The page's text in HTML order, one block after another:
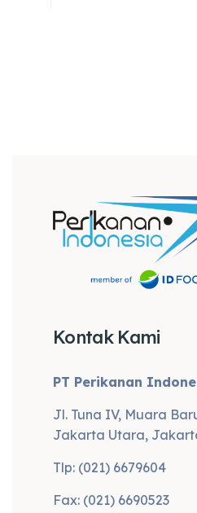
Kontak Kami
PT Perikanan
Jl. Tuna IV, Muara
Jakarta Utara,
Tlp: (021) 6679604
Fax: (021) 6690523